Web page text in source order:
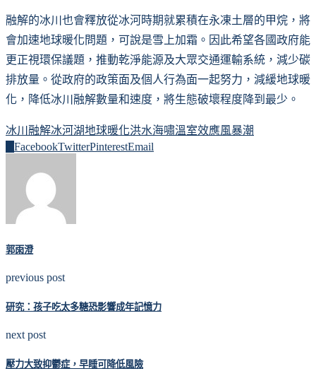
融解的冰川也會釋放從冰河時期就累積在永凍土層的甲烷，將
會加速地球暖化問題，可說是雪上加霜。因此希望各國政府能
更正視環保議題，推動乾淨能源及大眾交通運輸系統，減少碳
排放量。從政府的政策面及個人行為面一起努力，減緩地球暖
化，降低冰川融解數量和速度，將生態破壞程度降到最少。
冰川融解冰河湖地球暖化洪水海嘯溫室效應風暴潮
FacebookTwitterPinterestEmail
郭雨澄
previous post
研究：孩子吃太多糖恐影響成年記憶力
next post
壓力大致抑鬱症，早睡可降低風險